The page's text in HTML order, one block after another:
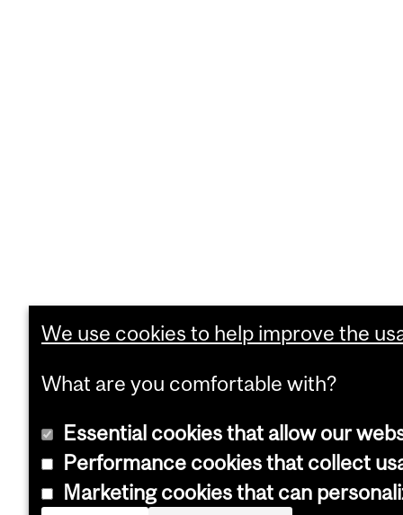
We use cookies to help improve the
What are you comfortable with?
Essential cookies that allow our
Performance cookies that collect
Marketing cookies that can